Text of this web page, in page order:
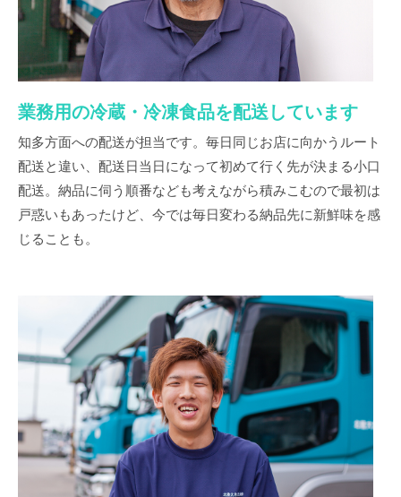
業務用の冷蔵・冷凍食品を配送しています
知多方面への配送が担当です。毎日同じお店に向かうルート
配送と違い、配送日当日になって初めて行く先が決まる小口
配送。納品に伺う順番なども考えながら積みこむので最初は
戸惑いもあったけど、今では毎日変わる納品先に新鮮味を感
じることも。